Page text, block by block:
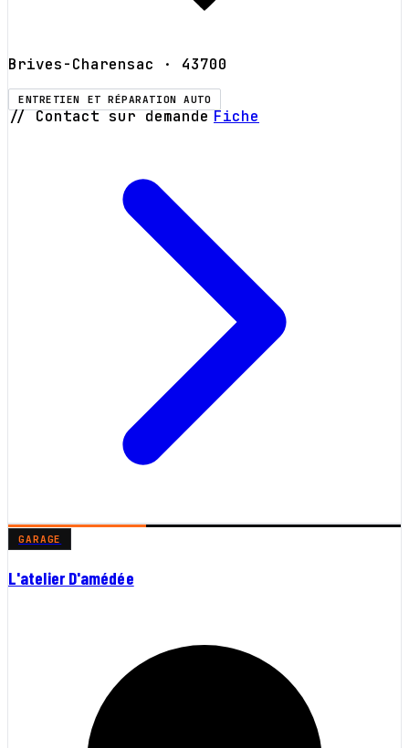
Brives-Charensac · 43700
ENTRETIEN ET RÉPARATION AUTO
// Contact sur demande Fiche
GARAGE
L'atelier D'amédée